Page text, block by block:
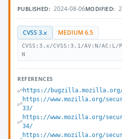
PUBLISHED: 2024-08-06MODIFIED:
CVSS 3.x MEDIUM 6.5
CVSS:3.x/CVSS:3.1/AV:N/
N
REFERENCES
https://bugzilla.mozilla.org/
https://www.mozilla.org/
33/
https://www.mozilla.org/
34/
https://www.mozilla.org/